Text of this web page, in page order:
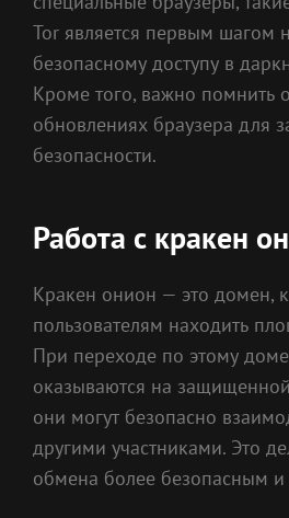
Tor является первым шагом
безопасному доступу в
Кроме того, важно помнить
обновлениях браузера для
безопасности.
Работа с кракен
Кракен онион — это домен,
пользователям находить
При переходе по этому
оказываются на
они могут безопасно
другими участниками. Это
обмена более безопасным